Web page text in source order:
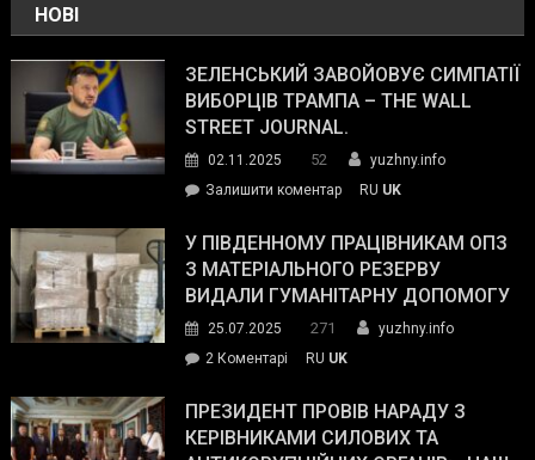
НОВІ
ЗЕЛЕНСЬКИЙ ЗАВОЙОВУЄ СИМПАТІЇ
ВИБОРЦІВ ТРАМПА – THE WALL
STREET JOURNAL.
02.11.2025 52
yuzhny.info
Залишити коментарon
завойовує
симпатії
виборців
The
Street
Journal.
RU UK
У ПІВДЕННОМУ ПРАЦІВНИКАМ ОПЗ
З МАТЕРІАЛЬНОГО РЕЗЕРВУ
ВИДАЛИ ГУМАНІТАРНУ ДОПОМОГУ
25.07.2025 271
yuzhny.info
2 Коментарі
Південному
працівникам
RU UK
ПРЕЗИДЕНТ ПРОВІВ НАРАДУ З
КЕРІВНИКАМИ СИЛОВИХ ТА